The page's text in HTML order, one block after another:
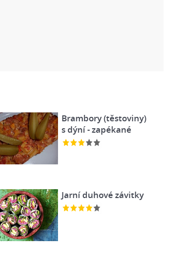
Brambory (těstoviny)
s dýní - zapékané
Jarní duhové závitky